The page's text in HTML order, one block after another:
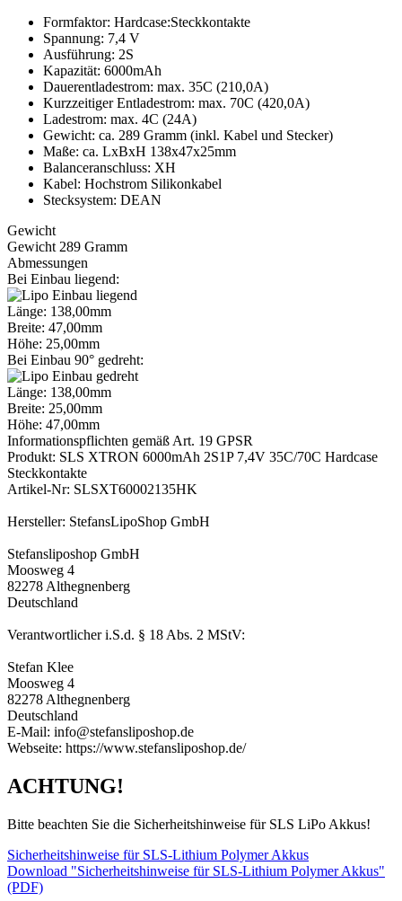
Formfaktor: Hardcase:Steckkontakte
Spannung: 7,4 V
Ausführung: 2S
Kapazität: 6000mAh
Dauerentladestrom: max. 35C (210,0A)
Kurzzeitiger Entladestrom: max. 70C (420,0A)
Ladestrom: max. 4C (24A)
Gewicht: ca. 289 Gramm (inkl. Kabel und Stecker)
Maße: ca. LxBxH 138x47x25mm
Balanceranschluss: XH
Kabel: Hochstrom Silikonkabel
Stecksystem: DEAN
Gewicht
Gewicht 289 Gramm
Abmessungen
Bei Einbau liegend:
Länge: 138,00mm
Breite: 47,00mm
Höhe: 25,00mm
Bei Einbau 90° gedreht:
Länge: 138,00mm
Breite: 25,00mm
Höhe: 47,00mm
Informationspflichten gemäß Art. 19 GPSR
Produkt: SLS XTRON 6000mAh 2S1P 7,4V 35C/70C Hardcase
Steckkontakte
Artikel-Nr: SLSXT60002135HK
Hersteller: StefansLipoShop GmbH
Stefansliposhop GmbH
Moosweg 4
82278 Althegnenberg
Deutschland
Verantwortlicher i.S.d. § 18 Abs. 2 MStV:
Stefan Klee
Moosweg 4
82278 Althegnenberg
Deutschland
E-Mail: info@stefansliposhop.de
Webseite: https://www.stefansliposhop.de/
ACHTUNG!
Bitte beachten Sie die Sicherheitshinweise für SLS LiPo Akkus!
Sicherheitshinweise für SLS-Lithium Polymer Akkus
Download "Sicherheitshinweise für SLS-Lithium Polymer Akkus"
(PDF)